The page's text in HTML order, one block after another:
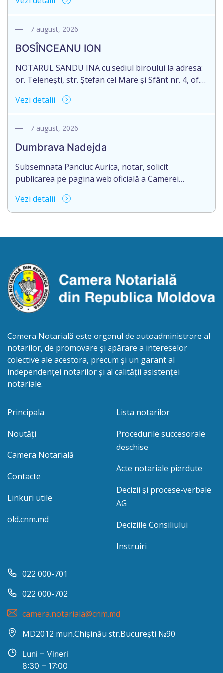
succesorale în urma decesului cet. DODI EUGENIU,
2003035009604, decedat/ă la data de 12.01.2026
/doisprezece ianuarie anul două mii douăzeci și
șase/. Eliberarea certificatului de moștenitor este
[…]
7 august, 2026
BOSÎNCEANU ION
NOTARUL SANDU INA cu sediul biroului la adresa:
or. Telenești, str. Ștefan cel Mare și Sfânt nr. 4, of.
succesorale în urma decesului cet. BOSÎNCEANU
0991201351317, decedat/ă la data de 15.05.2021
Eliberarea certificatului de moștenitor este […]
Vezi detalii
7 august, 2026
Dumbrava Nadejda
Subsemnata Panciuc Aurica, notar, solicit
publicarea pe pagina web oficială a Camerei
deschiderea procedurii succesorale cu următorul
conținut: Informație privind deschiderea procedurii
biroului la adresa: R.Moldova, or.Sîngerei,
procedurii succesorale în urma decesului
cet.Dumbrava Nadejda, cetățeană moldoveană, a.n.
20 aprilie […]
Vezi detalii
Camera Notarială este organul de autoadministrare al
notarilor, de promovare şi apărare a intereselor
colective ale acestora, precum şi un garant al
independenței notarilor și al calității asistenței
notariale.
Principala
Noutăți
Camera Notarială
Contacte
Linkuri utile
old.cnm.md
Lista notarilor
Procedurile succesorale
deschise
Acte notariale pierdute
Decizii și procese-verbale
AG
Deciziile Consiliului
Instruiri
022 000-701
022 000-702
camera.notariala@cnm.md
MD2012 mun.Chișinău str.București №90
Luni – Vineri
8:30 – 17:00